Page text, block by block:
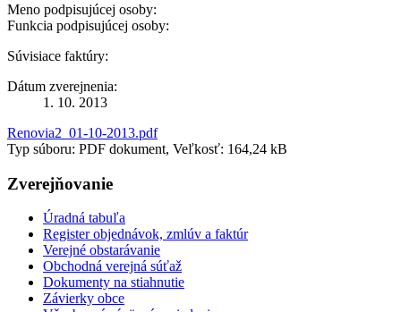
Meno podpisujúcej osoby:
Funkcia podpisujúcej osoby:
Súvisiace faktúry:
Dátum zverejnenia:
1. 10. 2013
Renovia2_01-10-2013.pdf
Typ súboru: PDF dokument, Veľkosť: 164,24 kB
Zverejňovanie
Úradná tabuľa
Register objednávok, zmlúv a faktúr
Verejné obstarávanie
Obchodná verejná súťaž
Dokumenty na stiahnutie
Závierky obce